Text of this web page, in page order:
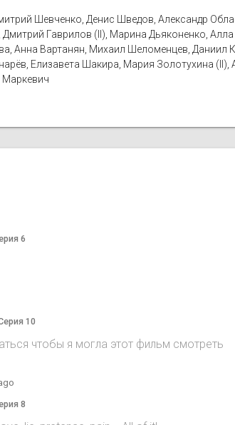
Шевченко, Денис Шведов, Александр
Гаврилов (II), Марина Дьяконенко,
Анна Вартанян, Михаил Шеломенцев, Даниил
Елизавета Шакира, Мария Золотухина
6
10
чтобы я могла этот фильм смотреть
8